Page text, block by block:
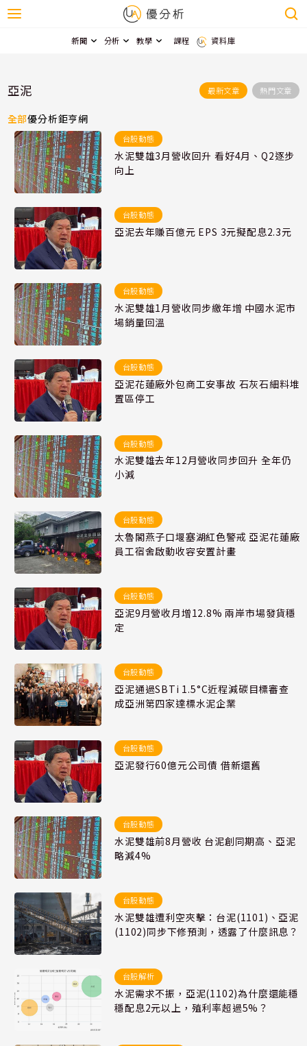
新聞 分析 教學 課程 資料庫
亞泥 最新文章 熱門文章
全部優分析鉅亨網
台股動態
水泥雙雄3月營收回升 看好4月、Q2逐步
向上
台股動態
亞泥去年賺百億元 EPS 3元擬配息2.3元
台股動態
水泥雙雄1月營收同步繳年增 中國水泥市
場銷量回溫
台股動態
亞泥花蓮廠外包商工安事故 石灰石細料堆
置區停工
台股動態
水泥雙雄去年12月營收同步回升 全年仍
小減
台股動態
太魯閣燕子口堰塞湖紅色警戒 亞泥花蓮廠
員工宿舍啟動收容安置計畫
台股動態
亞泥9月營收月增12.8% 兩岸市場發貨穩
定
台股動態
亞泥通過SBTi 1.5°C近程減碳目標審查
成亞洲第四家達標水泥企業
台股動態
亞泥發行60億元公司債 借新還舊
台股動態
水泥雙雄前8月營收 台泥創同期高、亞泥
略減4%
台股動態
水泥雙雄遭利空夾擊：台泥(1101)、亞泥
(1102)同步下修預測，透露了什麼訊息？
台股解析
水泥需求不振，亞泥(1102)為什麼還能穩
穩配息2元以上，殖利率超過5%？